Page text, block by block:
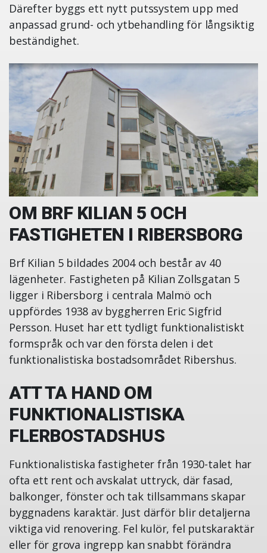
Därefter byggs ett nytt putssystem upp med
anpassad grund- och ytbehandling för långsiktig
beständighet.
OM BRF KILIAN 5 OCH
FASTIGHETEN I RIBERSBORG
Brf Kilian 5 bildades 2004 och består av 40
lägenheter. Fastigheten på Kilian Zollsgatan 5
ligger i Ribersborg i centrala Malmö och
uppfördes 1938 av byggherren Eric Sigfrid
Persson. Huset har ett tydligt funktionalistiskt
formspråk och var den första delen i det
funktionalistiska bostadsområdet Ribershus.
ATT TA HAND OM
FUNKTIONALISTISKA
FLERBOSTADSHUS
Funktionalistiska fastigheter från 1930-talet har
ofta ett rent och avskalat uttryck, där fasad,
balkonger, fönster och tak tillsammans skapar
byggnadens karaktär. Just därför blir detaljerna
viktiga vid renovering. Fel kulör, fel putskaraktär
eller för grova ingrepp kan snabbt förändra